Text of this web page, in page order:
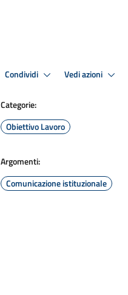
Condividi Vedi azioni
Categorie:
Obiettivo Lavoro
Argomenti:
Comunicazione istituzionale